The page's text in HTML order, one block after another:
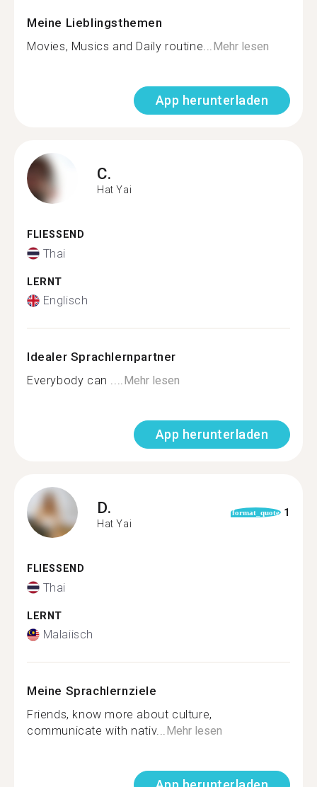
Meine Lieblingsthemen
Movies, Musics and Daily routine...Mehr lesen
App herunterladen
C.
Hat Yai
FLIESSEND
Thai
LERNT
Englisch
Idealer Sprachlernpartner
Everybody can ....Mehr lesen
App herunterladen
D.
Hat Yai
format_quote 1
FLIESSEND
Thai
LERNT
Malaiisch
Meine Sprachlernziele
Friends, know more about culture,
communicate with nativ...Mehr lesen